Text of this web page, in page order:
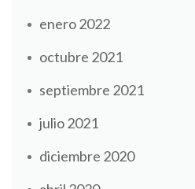
enero 2022
octubre 2021
septiembre 2021
julio 2021
diciembre 2020